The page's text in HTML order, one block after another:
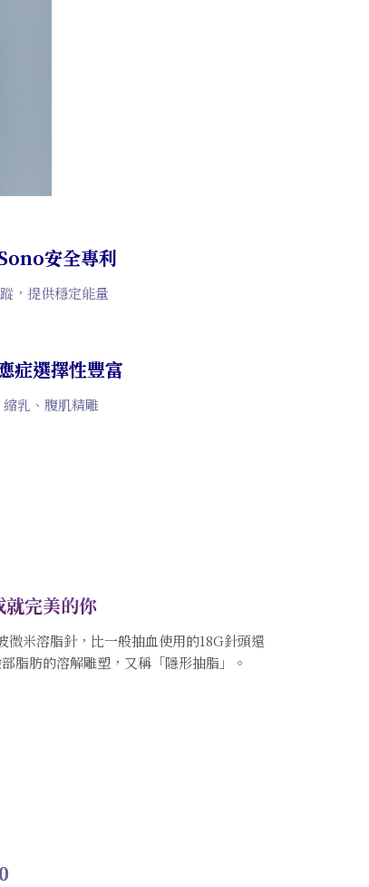
安全專利
提供穩定能量
症選擇性豐富
、腹肌精雕
完美的你
米溶脂針，比一般抽血使用的18G針頭還
脂肪的溶解雕塑，又稱「隱形抽脂」。